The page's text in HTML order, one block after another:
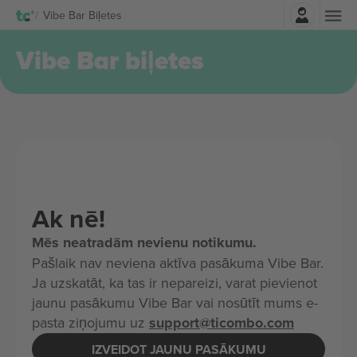
Vibe Bar Biļetes
Vibe Bar biļetes
Ak nē!
Mēs neatradām nevienu notikumu.
Pašlaik nav neviena aktīva pasākuma Vibe Bar.
Ja uzskatāt, ka tas ir nepareizi, varat pievienot
jaunu pasākumu Vibe Bar vai nosūtīt mums e-
pasta ziņojumu uz support@ticombo.com
IZVEIDOT JAUNU PASĀKUMU